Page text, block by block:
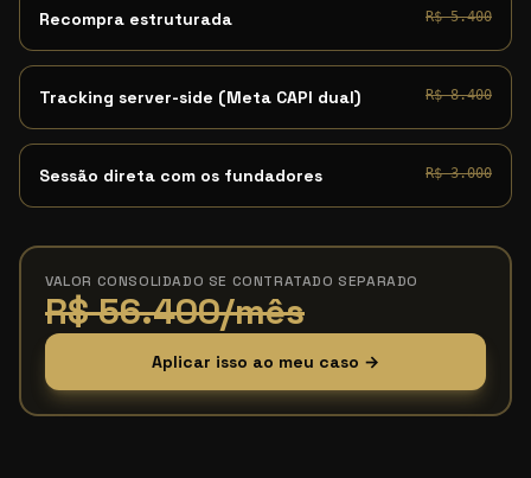
Recompra estruturada R$ 5.400
Tracking server-side (Meta CAPI dual) R$ 8.400
Sessão direta com os fundadores R$ 3.000
VALOR CONSOLIDADO SE CONTRATADO SEPARADO
R$ 56.400/mês
Aplicar isso ao meu caso →